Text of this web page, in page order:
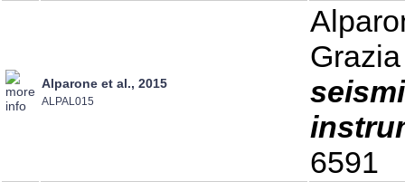
Alparone et al., 2015
ALPAL015
6591